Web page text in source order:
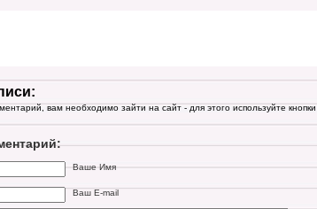
вам необходимо зайти на сайт - для этого используйте кнопки
Ваше Имя
Ваш E-mail